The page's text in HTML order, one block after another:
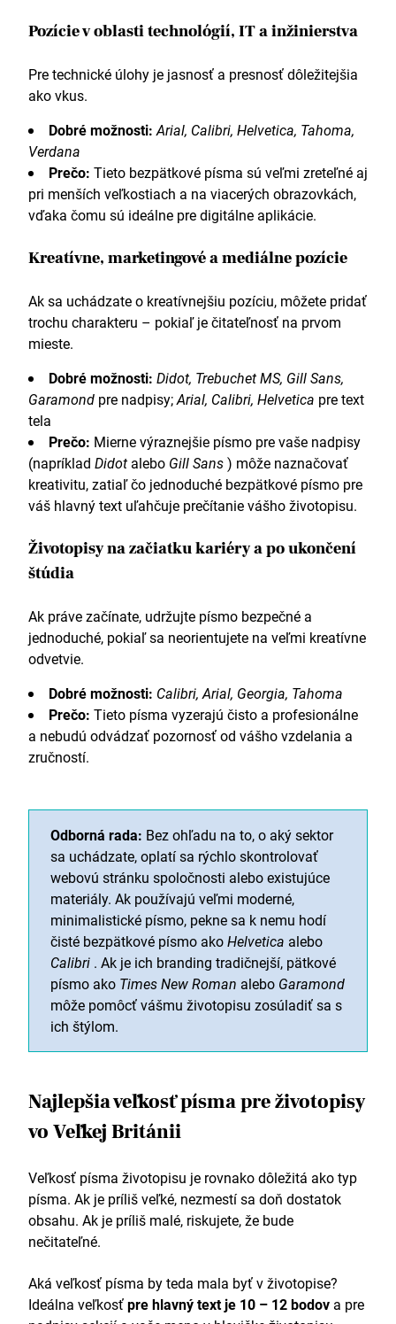
Pozície v oblasti technológií, IT a inžinierstva
Pre technické úlohy je jasnosť a presnosť dôležitejšia
ako vkus.
Dobré možnosti: Arial, Calibri, Helvetica, Tahoma,
Verdana
Prečo: Tieto bezpätkové písma sú veľmi zreteľné aj
pri menších veľkostiach a na viacerých obrazovkách,
vďaka čomu sú ideálne pre digitálne aplikácie.
Kreatívne, marketingové a mediálne pozície
Ak sa uchádzate o kreatívnejšiu pozíciu, môžete pridať
trochu charakteru – pokiaľ je čitateľnosť na prvom
mieste.
Dobré možnosti: Didot, Trebuchet MS, Gill Sans,
Garamond pre nadpisy;Arial, Calibri, Helvetica pre text
tela
Prečo: Mierne výraznejšie písmo pre vaše nadpisy
(napríklad Didot alebo Gill Sans) môže naznačovať
kreativitu, zatiaľ čo jednoduché bezpätkové písmo pre
váš hlavný text uľahčuje prečítanie vášho životopisu.
Životopisy na začiatku kariéry a po ukončení
štúdia
Ak práve začínate, udržujte písmo bezpečné a
jednoduché, pokiaľ sa neorientujete na veľmi kreatívne
odvetvie.
Dobré možnosti: Calibri, Arial, Georgia, Tahoma
Prečo: Tieto písma vyzerajú čisto a profesionálne
a nebudú odvádzať pozornosť od vášho vzdelania a
zručností.
Odborná rada: Bez ohľadu na to, o aký sektor
sa uchádzate, oplatí sa rýchlo skontrolovať
webovú stránku spoločnosti alebo existujúce
materiály. Ak používajú veľmi moderné,
minimalistické písmo, pekne sa k nemu hodí
čisté bezpätkové písmo akoHelvetica alebo
Calibri . Ak je ich branding tradičnejší, pätkové
písmo ako Times New Roman alebo Garamond
môže pomôcť vášmu životopisu zosúladiť sa s
ich štýlom.
Najlepšia veľkosť písma pre životopisy
vo Veľkej Británii
Veľkosť písma životopisu je rovnako dôležitá ako typ
písma. Ak je príliš veľké, nezmestí sa doň dostatok
obsahu. Ak je príliš malé, riskujete, že bude
nečitateľné.
Aká veľkosť písma by teda mala byť v životopise?
Ideálna veľkosťpre hlavný text je 10 – 12 bodov a pre